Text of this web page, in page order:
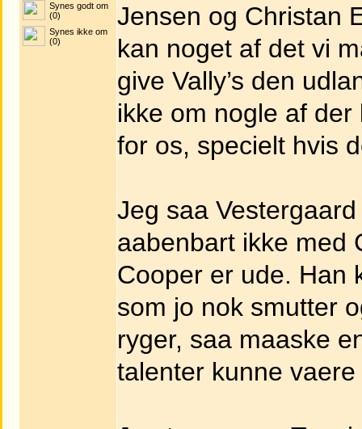
Synes godt om
(0)
Synes ikke om
(0)
Jensen og Christan
kan noget af det vi
give Vally’s den
ikke om nogle af
for os, specielt hvis
Jeg saa
aabenbart ikke med
Cooper er ude. Han
som jo nok smutter
ryger, saa maaske
talenter kunne